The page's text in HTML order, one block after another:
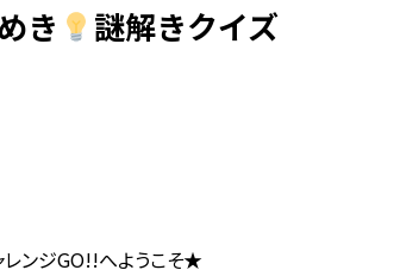
き 謎解きクイズ
レンジGO!!へようこそ★